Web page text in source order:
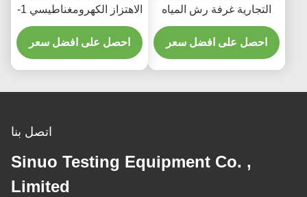
التجارية غرفة رش المياه
لسيارة الركاب الحافلة
احصل على افضل سعر
الاهتزاز الكهرومغناطيسي 1-
3000 هرتز 300 كجم
الحمولة المفيدة لاختبار IEC
MIL GB
احصل على افضل سعر
اتصل بنا
Sinuo Testing Equipment Co. ,
Limited